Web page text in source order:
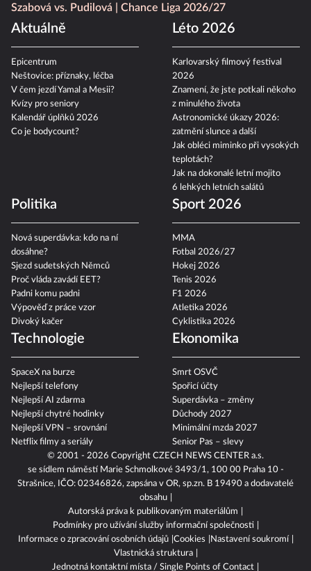
Szabová vs. Pudilová
Chance Liga 2026/27
Aktuálně
Epicentrum
Neštovice: příznaky, léčba
V čem jezdí Yamal a Mesii?
Kvízy pro seniory
Kalendář úplňků 2026
Co je bodycount?
Léto 2026
Karlovarský filmový festival
2026
Znamení, že jste potkali někoho
z minulého života
Astronomické úkazy 2026:
zatmění slunce a další
Jak obléci miminko při vysokých
teplotách?
Jak na dokonalé letní mojito
6 lehkých letních salátů
Politika
Nová superdávka: kdo na ní
dosáhne?
Sjezd sudetských Němců
Proč vláda zavádí EET?
Padni komu padni
Výpověď z práce vzor
Divoký kačer
Sport 2026
MMA
Fotbal 2026/27
Hokej 2026
Tenis 2026
F1 2026
Atletika 2026
Cyklistika 2026
Technologie
SpaceX na burze
Nejlepší telefony
Nejlepší AI zdarma
Nejlepší chytré hodinky
Nejlepší VPN – srovnání
Netflix filmy a seriály
Ekonomika
Smrt OSVČ
Spořicí účty
Superdávka – změny
Důchody 2027
Minimální mzda 2027
Senior Pas – slevy
© 2001 - 2026 Copyright CZECH NEWS CENTER a.s.
se sídlem náměstí Marie Schmolkové 3493/1, 100 00 Praha 10 -
Strašnice, IČO: 02346826, zapsána v OR, sp.zn. B 19490 a dodavatelé
obsahu
Autorská práva k publikovaným materiálům
Podmínky pro užívání služby informační společnosti
Informace o zpracování osobních údajů Cookies
Nastavení soukromí
Vlastnická struktura
Jednotná kontaktní místa / Single Points of Contact